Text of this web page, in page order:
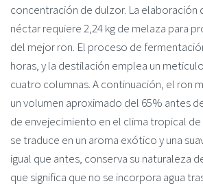
concentración de dulzor. La elaboración
néctar requiere 2,24 kg de melaza para
del mejor ron. El proceso de
horas, y la destilación emplea un
cuatro columnas. A continuación, el ron
un volumen aproximado del 65% antes
de envejecimiento en el clima tropical
se traduce en un aroma exótico y una
igual que antes, conserva su naturaleza
que significa que no se incorpora agua